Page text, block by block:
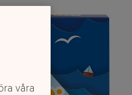
våra